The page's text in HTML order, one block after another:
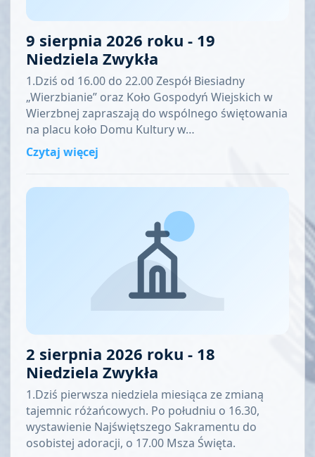
9 sierpnia 2026 roku - 19
Niedziela Zwykła
1.Dziś od 16.00 do 22.00 Zespół Biesiadny
„Wierzbianie” oraz Koło Gospodyń Wiejskich w
Wierzbnej zapraszają do wspólnego świętowania
na placu koło Domu Kultury w…
Czytaj więcej
2 sierpnia 2026 roku - 18
Niedziela Zwykła
1.Dziś pierwsza niedziela miesiąca ze zmianą
tajemnic różańcowych. Po południu o 16.30,
wystawienie Najświętszego Sakramentu do
osobistej adoracji, o 17.00 Msza Święta.